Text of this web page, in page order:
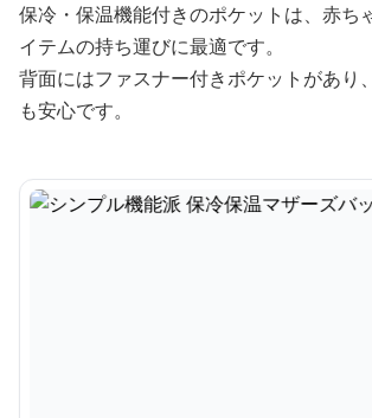
保冷・保温機能付きのポケットは、赤ち
イテムの持ち運びに最適です。
背面にはファスナー付きポケットがあり
も安心です。